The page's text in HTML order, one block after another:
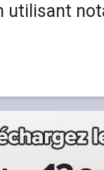
utilisant